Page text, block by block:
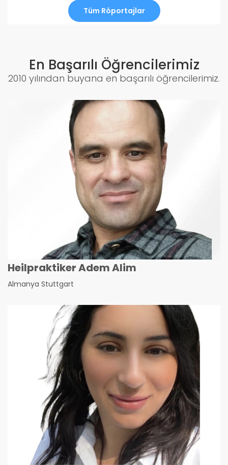
Tüm Röportajlar
En Başarılı Öğrencilerimiz
2010 yılından buyana en başarılı öğrencilerimiz.
Heilpraktiker Adem Alim
Almanya Stuttgart